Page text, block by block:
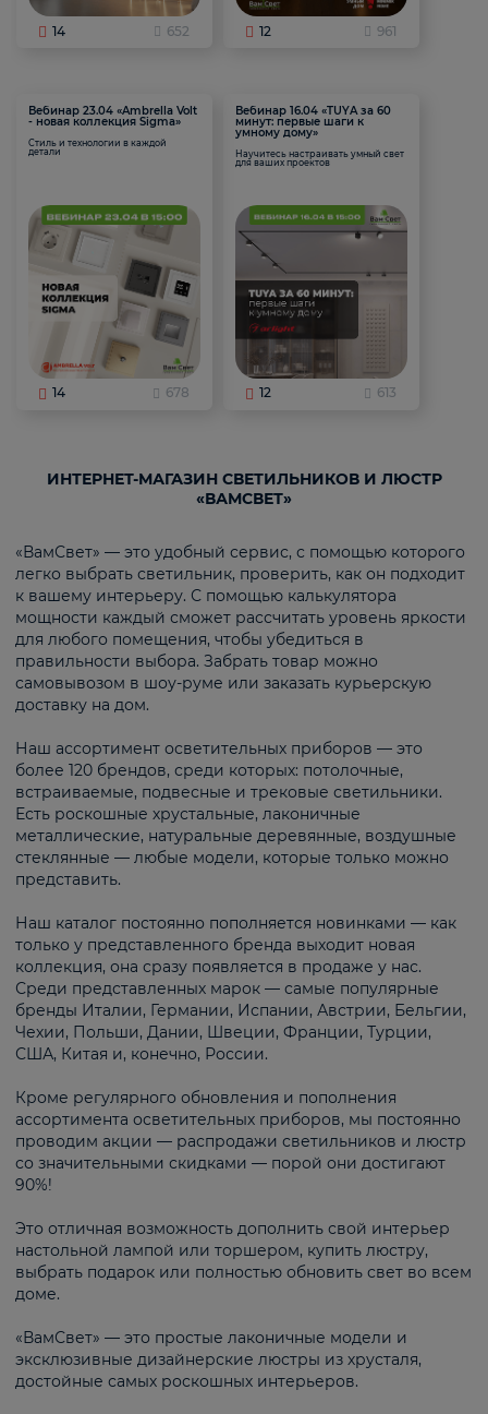
14 652 12 961
Вебинар 23.04 «Ambrella Volt
- новая коллекция Sigma»
Стиль и технологии в каждой
детали
14 678
Вебинар 16.04 «TUYA за 60
минут: первые шаги к
умному дому»
Научитесь настраивать умный свет
для ваших проектов
12 613
ИНТЕРНЕТ-МАГАЗИН СВЕТИЛЬНИКОВ И ЛЮСТР
«ВАМСВЕТ»
«ВамСвет» — это удобный сервис, с помощью которого
легко выбрать светильник, проверить, как он подходит
к вашему интерьеру. С помощью калькулятора
мощности каждый сможет рассчитать уровень яркости
для любого помещения, чтобы убедиться в
правильности выбора. Забрать товар можно
самовывозом в шоу-руме или заказать курьерскую
доставку на дом.
Наш ассортимент осветительных приборов — это
более 120 брендов, среди которых: потолочные,
встраиваемые, подвесные и трековые светильники.
Есть роскошные хрустальные, лаконичные
металлические, натуральные деревянные, воздушные
стеклянные — любые модели, которые только можно
представить.
Наш каталог постоянно пополняется новинками — как
только у представленного бренда выходит новая
коллекция, она сразу появляется в продаже у нас.
Среди представленных марок — самые популярные
бренды Италии, Германии, Испании, Австрии, Бельгии,
Чехии, Польши, Дании, Швеции, Франции, Турции,
США, Китая и, конечно, России.
Кроме регулярного обновления и пополнения
ассортимента осветительных приборов, мы постоянно
проводим акции — распродажи светильников и люстр
со значительными скидками — порой они достигают
90%!
Это отличная возможность дополнить свой интерьер
настольной лампой или торшером, купить люстру,
выбрать подарок или полностью обновить свет во всем
доме.
«ВамСвет» — это простые лаконичные модели и
эксклюзивные дизайнерские люстры из хрусталя,
достойные самых роскошных интерьеров.